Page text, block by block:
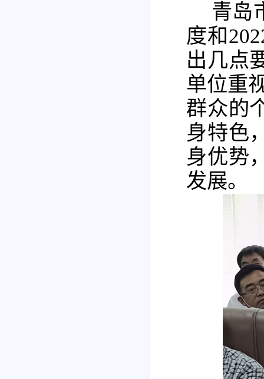
青岛
度和
出几点
单位重
群众的
身特色
身优势
发展。